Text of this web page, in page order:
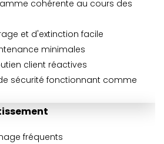
cohérente au cours des
et d'extinction facile
minimales
client réactives
sécurité fonctionnant comme
fréquents